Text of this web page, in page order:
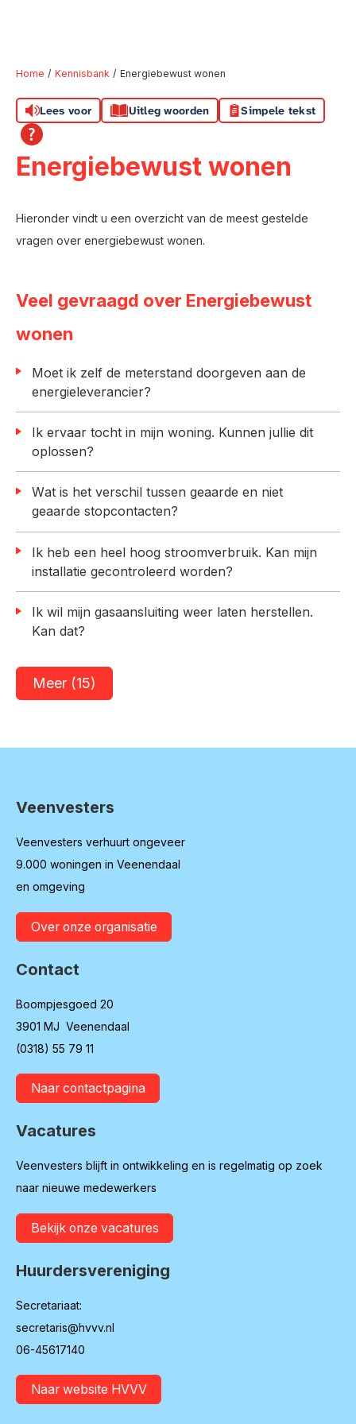
Naar hoofdinhoud
Naar hoofdnavigatiemenu
Naar zoeken
Home Kennisbank Energiebewust wonen
Lees voor Uitleg woorden Simpele tekst
Energiebewust wonen
Hieronder vindt u een overzicht van de meest gestelde
vragen over energiebewust wonen.
Veel gevraagd over Energiebewust
wonen
Moet ik zelf de meterstand doorgeven aan de
energieleverancier?
Ik ervaar tocht in mijn woning. Kunnen jullie dit
oplossen?
Wat is het verschil tussen geaarde en niet
geaarde stopcontacten?
Ik heb een heel hoog stroomverbruik. Kan mijn
installatie gecontroleerd worden?
Ik wil mijn gasaansluiting weer laten herstellen.
Kan dat?
Meer (15)
Contactinformatie
Veenvesters
Veenvesters verhuurt ongeveer
9.000 woningen in Veenendaal
en omgeving
Over onze organisatie
Contact
Boompjesgoed 20
3901 MJ Veenendaal
(0318) 55 79 11
Naar contactpagina
Vacatures
Veenvesters blijft in ontwikkeling en is regelmatig op zoek
naar nieuwe medewerkers
Bekijk onze vacatures
Huurdersvereniging
Secretariaat:
secretaris@hvvv.nl
06-45617140
Naar website HVVV